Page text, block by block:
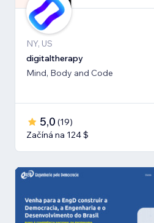
NY, US
digitaltherapy
Mind, Body and Code
5,0 (19)
Začíná na 124 $